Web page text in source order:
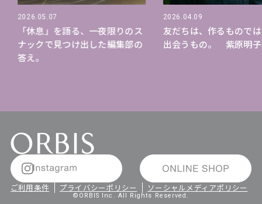
2026.05.07
「休息」を語る、一夜限りのス
ナックで見つけ出した編集部の
答え。
2026.04.09
友だちは、作るもので
出会うもの。 紫原明子
ご利用条件 プライバシーポリシー ソーシャルメディアポリシー
©ORBIS Inc. All Rights Reserved.